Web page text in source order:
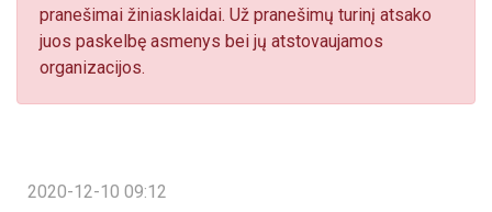
pranešimai žiniasklaidai. Už pranešimų turinį atsako
juos paskelbę asmenys bei jų atstovaujamos
organizacijos.
2020-12-10 09:12